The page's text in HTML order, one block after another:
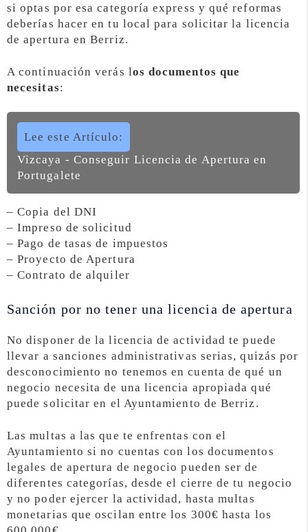
si optas por esa categoría express y qué reformas
deberías hacer en tu local para solicitar la licencia
de apertura en Berriz.
A continuación verás los documentos que
necesitas:
Lee este Artículo:
Vizcaya - Conseguir Licencia de Apertura en
Portugalete
– Copia del DNI
– Impreso de solicitud
– Pago de tasas de impuestos
– Proyecto de Apertura
– Contrato de alquiler
Sanción por no tener una licencia de apertura
No disponer de la licencia de actividad te puede
llevar a sanciones administrativas serias, quizás por
desconocimiento no tenemos en cuenta de qué un
negocio necesita de una licencia apropiada qué
puede solicitar en el Ayuntamiento de Berriz.
Las multas a las que te enfrentas con el
Ayuntamiento si no cuentas con los documentos
legales de apertura de negocio pueden ser de
diferentes categorías, desde el cierre de tu negocio
y no poder ejercer la actividad, hasta multas
monetarias que oscilan entre los 300€ hasta los